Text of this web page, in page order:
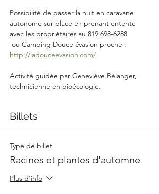
Possibilité de passer la nuit en caravane
autonome sur place en prenant entente
avec les propriétaires au 819 698-6288
ou Camping Douce évasion proche :
http://ladouceevasion.com/
Activité guidée par Geneviève Bélanger,
technicienne en bioécologie.
Billets
Type de billet
Racines et plantes d'automne
Plus d'info